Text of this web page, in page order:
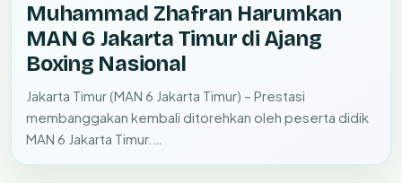
Muhammad Zhafran Harumkan
MAN 6 Jakarta Timur di Ajang
Boxing Nasional
Jakarta Timur (MAN 6 Jakarta Timur) – Prestasi
membanggakan kembali ditorehkan oleh peserta didik
MAN 6 Jakarta Timur.…